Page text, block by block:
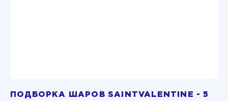
ПОДБОРКА ШАРОВ SAINTVALENTINE - 5